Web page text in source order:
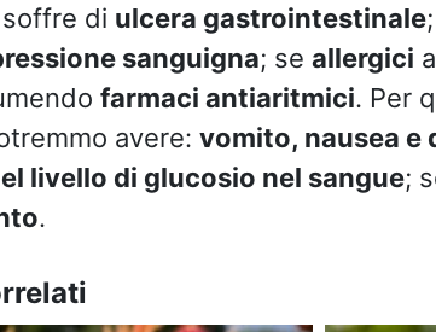
di ulcera gastrointestinale
sanguigna; se allergici
farmaci antiaritmici. Per
avere: vomito, nausea e
livello di glucosio nel sangue;
.